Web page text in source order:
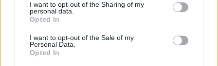
I want to opt-out of the Sharing of my
personal data.
Opted In
I want to opt-out of the Sale of my
Personal Data.
Opted In